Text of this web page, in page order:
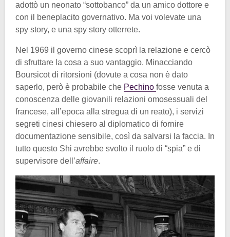
adottò un neonato “sottobanco” da un amico dottore e
con il beneplacito governativo. Ma voi volevate una
spy story, e una spy story otterrete.
Nel 1969 il governo cinese scoprì la relazione e cercò
di sfruttare la cosa a suo vantaggio. Minacciando
Boursicot di ritorsioni (dovute a cosa non è dato
saperlo, però è probabile che Pechino fosse venuta a
conoscenza delle giovanili relazioni omosessuali del
francese, all’epoca alla stregua di un reato), i servizi
segreti cinesi chiesero al diplomatico di fornire
documentazione sensibile, così da salvarsi la faccia. In
tutto questo Shi avrebbe svolto il ruolo di “spia” e di
supervisore dell’affaire.